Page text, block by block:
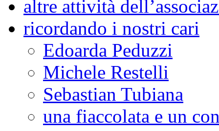
altre attività
ricordando i nostri cari
Edoarda Peduzzi
Michele Restelli
Sebastian Tubiana
una fiaccolata e un